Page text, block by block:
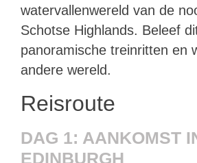
watervallenwereld van de
Schotse Highlands. Beleef
panoramische treinritten en
andere wereld.
Reisroute
DAG 1: AANKOMST
EDINBURGH